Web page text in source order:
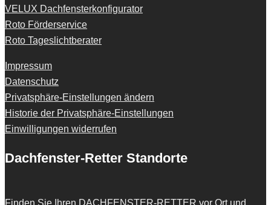
VELUX Dachfensterkonfigurator
Roto Förderservice
Roto Tageslichtberater
Impressum
Datenschutz
Privatsphäre-Einstellungen ändern
Historie der Privatsphäre-Einstellungen
Einwilligungen widerrufen
Dachfenster-Retter Standorte